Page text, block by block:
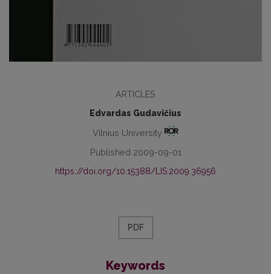
ARTICLES
Edvardas Gudavičius
Vilnius University
Published 2009-09-01
https://doi.org/10.15388/LIS.2009.36956
PDF
Keywords